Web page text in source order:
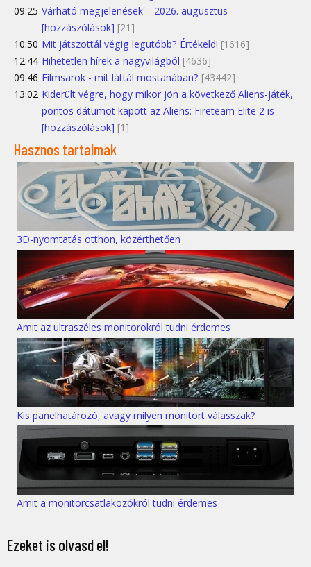
09:25 Várható megjelenések – 2026. augusztus
[hozzászólások] [21]
10:50 Mit játszottál végig legutóbb? Értékeld! [1616]
12:44 Hihetetlen hírek a nagyvilágból [4636]
09:46 Filmsarok - mit láttál mostanában? [43442]
13:02 Kiderült végre, hogy mikor jön a következő Aliens-játék,
pontos dátumot kapott az Aliens: Fireteam Elite 2 is
[hozzászólások] [1]
Hasznos tartalmak
3D-nyomtatás otthon, közérthetően
Amit az ultraszéles monitorokról tudni érdemes
Kis panelhatározó, avagy milyen monitort válasszak?
Amit a monitorcsatlakozókról tudni érdemes
Ezeket is olvasd el!